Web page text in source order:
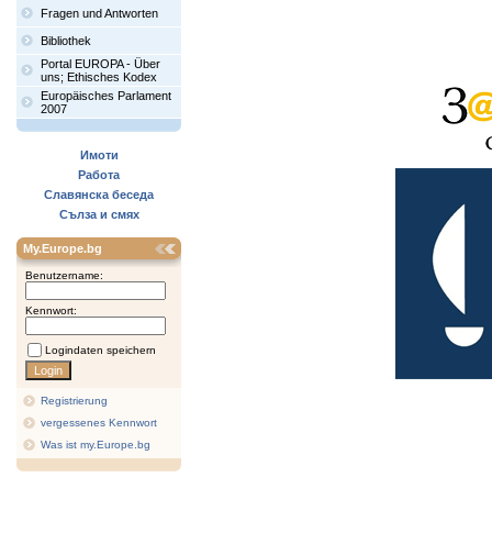
Fragen und Antworten
Bibliothek
Portal EUROPA - Über
uns; Ethisches Kodex
Europäisches Parlament
2007
Имоти
Работа
Славянска беседа
Сълза и смях
My.Europe.bg
Benutzername:
Kennwort:
Logindaten speichern
Registrierung
vergessenes Kennwort
Was ist my.Europe.bg